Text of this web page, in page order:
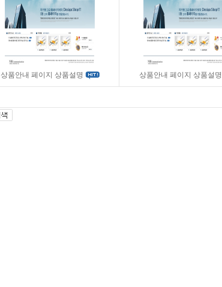
상품안내 페이지 상품설명 상품안내 페이지 상품설명